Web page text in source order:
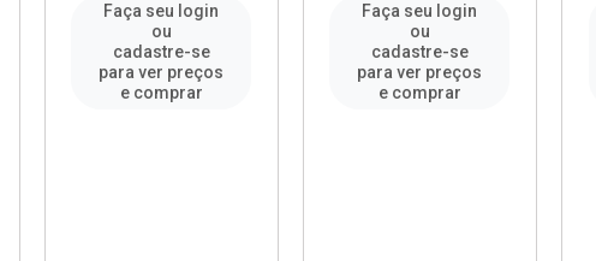
Faça seu login
ou
cadastre-se
para ver preços
e comprar
Faça seu login
ou
cadastre-se
para ver preços
e comprar